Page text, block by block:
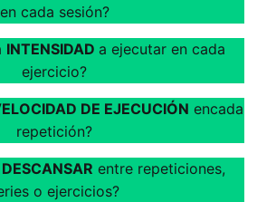
en cada sesión?
INTENSIDAD a ejecutar en cada
ejercicio?
DE EJECUCIÓN encada
repetición?
DESCANSAR entre repeticiones,
o ejercicios?